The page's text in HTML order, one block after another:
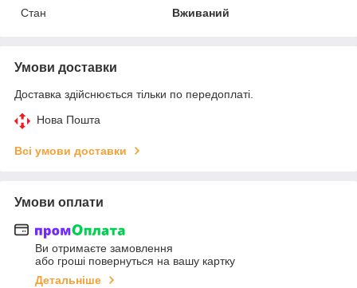
Стан
Вживаний
Умови доставки
Доставка здійснюється тільки по передоплаті.
Нова Пошта
Всі умови доставки
Умови оплати
Ви отримаєте замовлення
або гроші повернуться на вашу картку
Детальніше